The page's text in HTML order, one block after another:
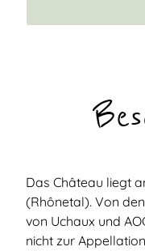
Das Château liegt
(Rhônetal). Von
von Uchaux und
nicht zur